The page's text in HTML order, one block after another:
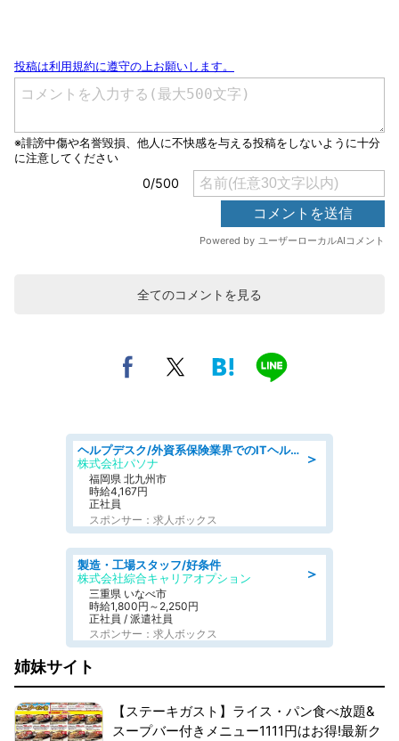
全てのコメントを見る
＞
ヘルプデスク/外資系保険業界でのITヘルプデスク業務/駅近/即日勤務可/ヘルプデスク
株式会社パソナ
福岡県 北九州市
時給4,167円
正社員
スポンサー：求人ボックス
＞
製造・工場スタッフ/好条件
株式会社綜合キャリアオプション
三重県 いなべ市
時給1,800円～2,250円
正社員 / 派遣社員
スポンサー：求人ボックス
姉妹サイト
【ステーキガスト】ライス・パン食べ放題&
スープバー付きメニュー1111円はお得!最新ク